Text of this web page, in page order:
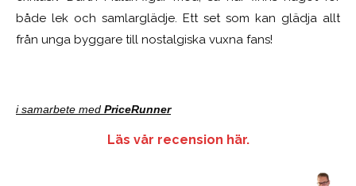
både lek och samlarglädje. Ett set som kan glädja allt
från unga byggare till nostalgiska vuxna fans!
i samarbete med PriceRunner
Läs vår recension här.